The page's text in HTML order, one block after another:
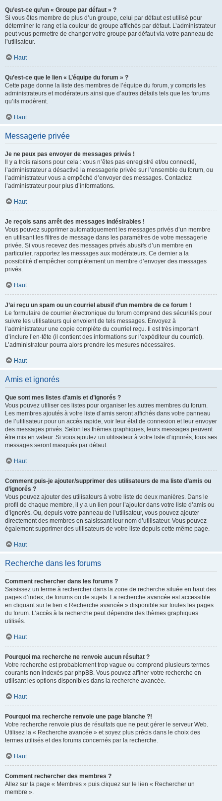
Qu’est-ce qu’un « Groupe par défaut » ?
Si vous êtes membre de plus d’un groupe, celui par défaut est utilisé pour
déterminer le rang et la couleur de groupe affichés par défaut. L’administrateur
peut vous permettre de changer votre groupe par défaut via votre panneau de
l’utilisateur.
Haut
Qu’est-ce que le lien « L’équipe du forum » ?
Cette page donne la liste des membres de l’équipe du forum, y compris les
administrateurs et modérateurs ainsi que d’autres détails tels que les forums
qu’ils modèrent.
Haut
Messagerie privée
Je ne peux pas envoyer de messages privés !
Il y a trois raisons pour cela : vous n’êtes pas enregistré et/ou connecté,
l’administrateur a désactivé la messagerie privée sur l’ensemble du forum, ou
l’administrateur vous a empêché d’envoyer des messages. Contactez
l’administrateur pour plus d’informations.
Haut
Je reçois sans arrêt des messages indésirables !
Vous pouvez supprimer automatiquement les messages privés d’un membre
en utilisant les filtres de message dans les paramètres de votre messagerie
privée. Si vous recevez des messages privés abusifs d’un membre en
particulier, rapportez les messages aux modérateurs. Ce dernier a la
possibilité d’empêcher complètement un membre d’envoyer des messages
privés.
Haut
J’ai reçu un spam ou un courriel abusif d’un membre de ce forum !
Le formulaire de courrier électronique du forum comprend des sécurités pour
suivre les utilisateurs qui envoient de tels messages. Envoyez à
l’administrateur une copie complète du courriel reçu. Il est très important
d’inclure l’en-tête (il contient des informations sur l’expéditeur du courriel).
L’administrateur pourra alors prendre les mesures nécessaires.
Haut
Amis et ignorés
Que sont mes listes d’amis et d’ignorés ?
Vous pouvez utiliser ces listes pour organiser les autres membres du forum.
Les membres ajoutés à votre liste d’amis seront affichés dans votre panneau
de l’utilisateur pour un accès rapide, voir leur état de connexion et leur envoyer
des messages privés. Selon les thèmes graphiques, leurs messages peuvent
être mis en valeur. Si vous ajoutez un utilisateur à votre liste d’ignorés, tous ses
messages seront masqués par défaut.
Haut
Comment puis-je ajouter/supprimer des utilisateurs de ma liste d’amis ou
d’ignorés ?
Vous pouvez ajouter des utilisateurs à votre liste de deux manières. Dans le
profil de chaque membre, il y a un lien pour l’ajouter dans votre liste d’amis ou
d’ignorés. Ou, depuis votre panneau de l’utilisateur, vous pouvez ajouter
directement des membres en saisissant leur nom d’utilisateur. Vous pouvez
également supprimer des utilisateurs de votre liste depuis cette même page.
Haut
Recherche dans les forums
Comment rechercher dans les forums ?
Saisissez un terme à rechercher dans la zone de recherche située en haut des
pages d’index, de forums ou de sujets. La recherche avancée est accessible
en cliquant sur le lien « Recherche avancée » disponible sur toutes les pages
du forum. L’accès à la recherche peut dépendre des thèmes graphiques
utilisés.
Haut
Pourquoi ma recherche ne renvoie aucun résultat ?
Votre recherche est probablement trop vague ou comprend plusieurs termes
courants non indexés par phpBB. Vous pouvez affiner votre recherche en
utilisant les options disponibles dans la recherche avancée.
Haut
Pourquoi ma recherche renvoie une page blanche ?!
Votre recherche renvoie plus de résultats que ne peut gérer le serveur Web.
Utilisez la « Recherche avancée » et soyez plus précis dans le choix des
termes utilisés et des forums concernés par la recherche.
Haut
Comment rechercher des membres ?
Allez sur la page « Membres » puis cliquez sur le lien « Rechercher un
membre ».